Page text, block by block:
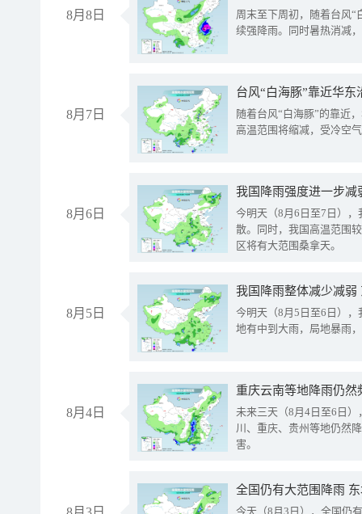
8月8日
周末至下周初，随着台风“
续强降雨。同时暑热消减
8月7日
台风“白海豚”靠近华
随着台风“白海豚”的靠近
高温范围将缩减，受冷空
8月6日
今明天（8月6日至7日）
散。同时，我国高温范围
区将有大范围桑拿天。
8月5日
我国降雨整体减少减弱
今明天（8月5日至6日）
地有中到大雨，局地暴雨
8月4日
重庆云南等地降雨仍然
未来三天（8月4日至6日
川、重庆、贵州等地仍然
害。
全国仍有大范围降雨
今天（8月3日），全国仍